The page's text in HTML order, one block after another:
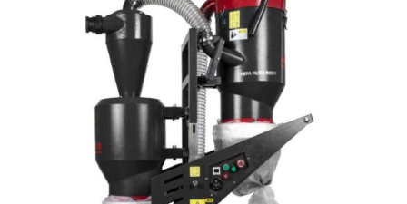
VIDEOS
CONTACTO